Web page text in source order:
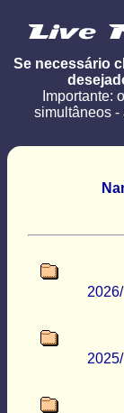
Se necessário
Importante:
simultâneos -
2026/
2025/